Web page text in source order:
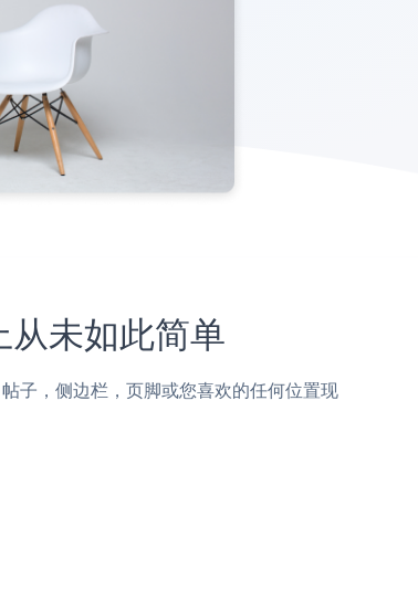
未如此简单
，侧边栏，页脚或您喜欢的任何位置现